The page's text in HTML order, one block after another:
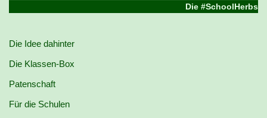
Die #SchoolHerbs
Die Idee dahinter
Die Klassen-Box
Patenschaft
Für die Schulen